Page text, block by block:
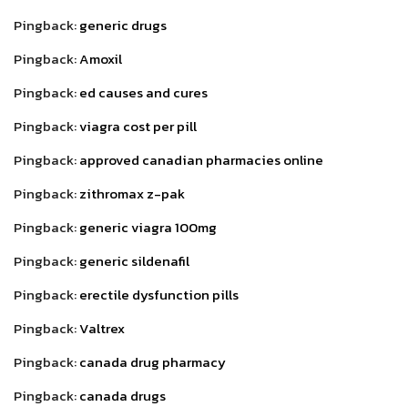
Pingback:generic drugs
Pingback:Amoxil
Pingback:ed causes and cures
Pingback:viagra cost per pill
Pingback:approved canadian pharmacies online
Pingback:zithromax z-pak
Pingback:generic viagra 100mg
Pingback:generic sildenafil
Pingback:erectile dysfunction pills
Pingback:Valtrex
Pingback:canada drug pharmacy
Pingback:canada drugs